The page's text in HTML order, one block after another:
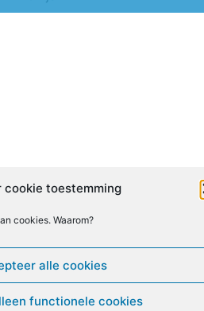
cookie toestemming
cookies. Waarom?
alle cookies
functionele cookies